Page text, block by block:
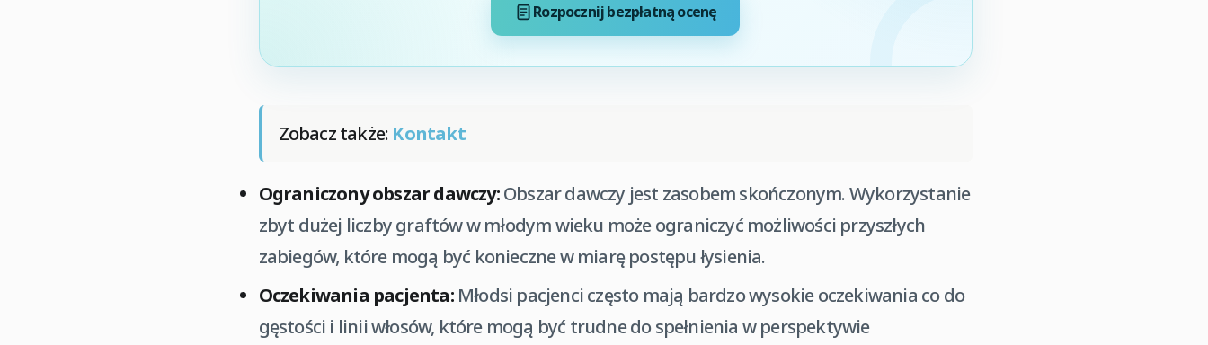
Rozpocznij bezpłatną ocenę
Zobacz także: Kontakt
Ograniczony obszar dawczy:Obszar dawczy jest zasobem skończonym. Wykorzystanie
zbyt dużej liczby graftów w młodym wieku może ograniczyć możliwości przyszłych
zabiegów, które mogą być konieczne w miarę postępu łysienia.
Oczekiwania pacjenta:Młodsi pacjenci często mają bardzo wysokie oczekiwania co do
gęstości i linii włosów, które mogą być trudne do spełnienia w perspektywie